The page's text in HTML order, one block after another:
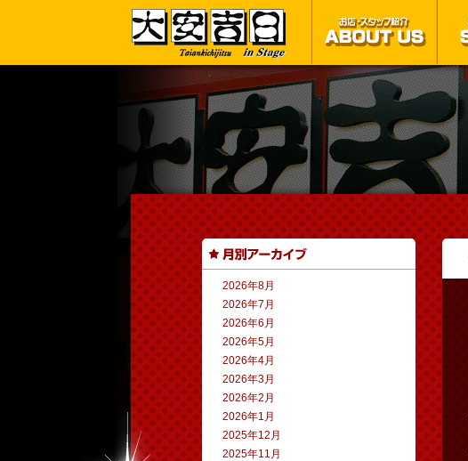
2026年8月
2026年7月
2026年6月
2026年5月
2026年4月
2026年3月
2026年2月
2026年1月
2025年12月
2025年11月